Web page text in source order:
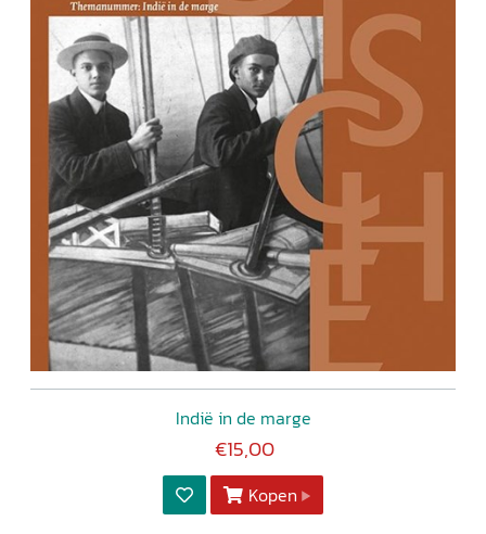
Indië in de marge
€15,00
Kopen